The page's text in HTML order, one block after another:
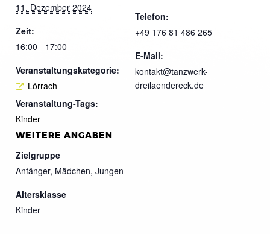
11. Dezember 2024
Zeit:
16:00 - 17:00
Veranstaltungskategorie:
Lörrach
Veranstaltung-Tags:
Kinder
Telefon:
+49 176 81 486 265
E-Mail:
kontakt@tanzwerk-
dreilaendereck.de
WEITERE ANGABEN
Zielgruppe
Anfänger, Mädchen, Jungen
Altersklasse
Kinder